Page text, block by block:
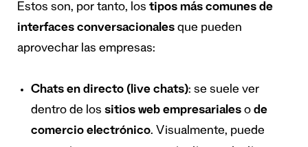
Estos son, por tanto, los tipos más comunes de
interfaces conversacionales que pueden
aprovechar las empresas:
Chats en directo (live chats): se suele ver
dentro de los sitios web empresariales o de
comercio electrónico. Visualmente, puede